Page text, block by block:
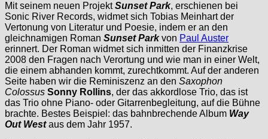
Mit seinem neuen ProjektSunset Park, erschienen bei
Sonic River Records, widmet sich Tobias Meinhart der
Vertonung von Literatur und Poesie, indem er an den
gleichnamigen Roman Sunset Parkvon Paul Auster
erinnert. Der Roman widmet sich inmitten der Finanzkrise
2008 den Fragen nach Verortung und wie man in einer Welt,
die einem abhanden kommt, zurechtkommt. Auf der anderen
Seite haben wir die Reminiszenz an den Saxophon
Colossus Sonny Rollins, der das akkordlose Trio, das ist
das Trio ohne Piano- oder Gitarrenbegleitung, auf die Bühne
brachte. Bestes Beispiel: das bahnbrechende Album Way
Out Westaus dem Jahr 1957.